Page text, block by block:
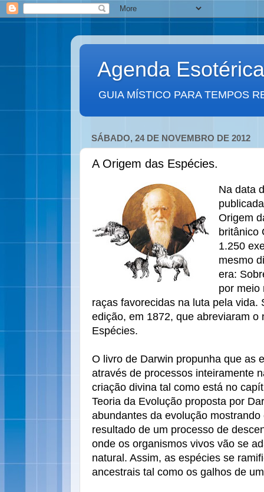
Agenda Esotérica
GUIA MÍSTICO PARA TEMPOS
SÁBADO, 24 DE NOVEMBRO DE 2012
A Origem das Espécies.
Na data
Origem
britânico
1.250
mesmo
era:
por meio
raças favorecidas na luta pela vida.
edição, em 1872, que abreviaram o
Espécies.
O livro de Darwin propunha que as
através de processos inteiramente
criação divina tal como está no
Teoria da Evolução proposta por
abundantes da evolução
resultado de um processo de
onde os organismos vivos vão se
natural. Assim, as espécies se
ancestrais tal como os galhos de